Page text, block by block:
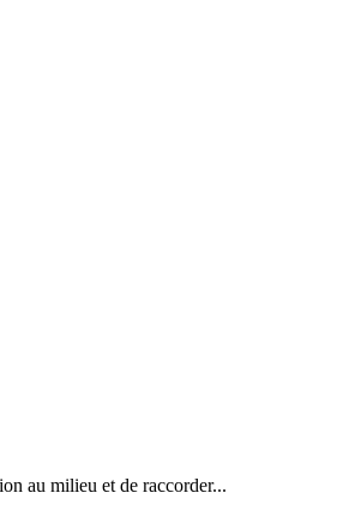
au milieu et de raccorder...